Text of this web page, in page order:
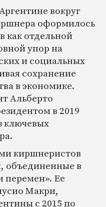
вокруг
оформилось
как отдельной
упор на
и социальных
сохранение
в экономике.
Альберто
в 2019
ключевых
киршнеристов
объединенные в
перемен». Ее
Макри,
с 2015 по